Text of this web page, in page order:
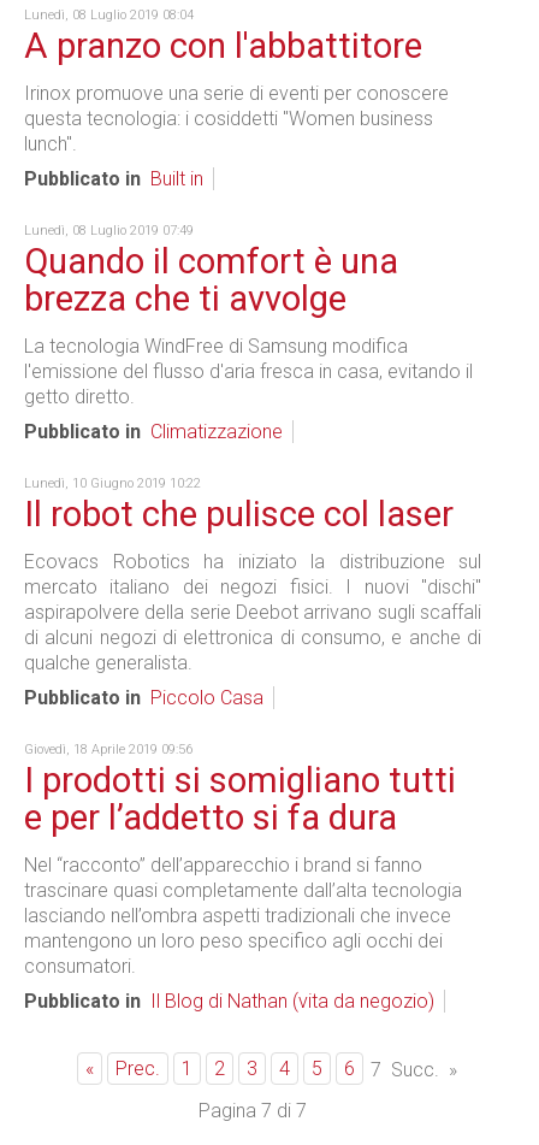
Lunedì, 08 Luglio 2019 08:04
A pranzo con l'abbattitore
Irinox promuove una serie di eventi per conoscere
questa tecnologia: i cosiddetti "Women business
lunch".
Pubblicato in Built in
Lunedì, 08 Luglio 2019 07:49
Quando il comfort è una
brezza che ti avvolge
La tecnologia WindFree di Samsung modifica
l'emissione del flusso d'aria fresca in casa, evitando il
getto diretto.
Pubblicato in Climatizzazione
Lunedì, 10 Giugno 2019 10:22
Il robot che pulisce col laser
Ecovacs Robotics ha iniziato la distribuzione sul
mercato italiano dei negozi fisici. I nuovi "dischi"
aspirapolvere della serie Deebot arrivano sugli scaffali
di alcuni negozi di elettronica di consumo, e anche di
qualche generalista.
Pubblicato in Piccolo Casa
Giovedì, 18 Aprile 2019 09:56
I prodotti si somigliano tutti
e per l’addetto si fa dura
Nel “racconto” dell’apparecchio i brand si fanno
trascinare quasi completamente dall’alta tecnologia
lasciando nell’ombra aspetti tradizionali che invece
mantengono un loro peso specifico agli occhi dei
consumatori.
Pubblicato in
Il Blog di Nathan (vita da negozio)
« Prec. 1 2 3 4 5 6 7 Succ. »
Pagina 7 di 7